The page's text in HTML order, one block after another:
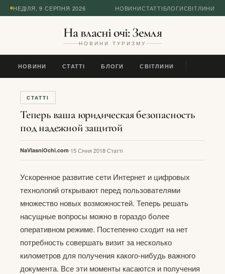
НЕДІЛЯ, 9 СЕРПНЯ 2026 НОВИНИСТАТТІБЛОГИСВІТЛИНИ
На власні очі: Земля
НОВИНИ ТУРИЗМУ
НОВИНИ СТАТТІ БЛОГИ СВІТЛИНИ
СТАТТІ
Теперь ваша юридическая безопасность
под надежной защитой
NaVlasniOchi.com 15 Січня 2018Статті
Ускоренное развитие сети Интернет и цифровых
технологий открывают перед пользователями
множество новых возможностей. Теперь решать
насущные вопросы можно в гораздо более
оперативном режиме. Постепенно сходит на нет
потребность совершать визит за несколько
километров для получения какого-нибудь важного
документа. Все эти моменты касаются и получения